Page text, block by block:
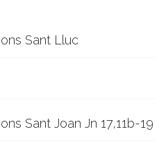
Sant Lluc
Sant Joan Jn 17,11b-19